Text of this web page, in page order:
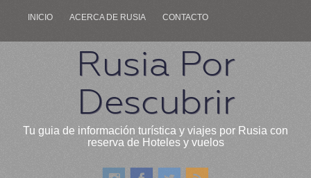
INICIO ACERCA DE RUSIA CONTACTO
Rusia Por
Descubrir
Tu guia de información turística y viajes por Rusia con
reserva de Hoteles y vuelos